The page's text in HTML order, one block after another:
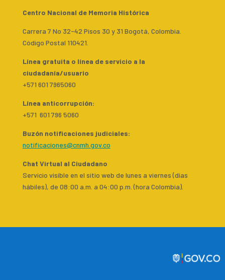
Centro Nacional de Memoria Histórica
Carrera 7 No 32-42 Pisos 30 y 31 Bogotá, Colombia.
Código Postal 110421.
Línea gratuita o línea de servicio a la
ciudadanía/usuario
+571 601 7965060
Línea anticorrupción:
+571 601 796 5060
Buzón notificaciones judiciales:
notificaciones@cnmh.gov.co
Chat Virtual al Ciudadano
Servicio visible en el sitio web de lunes a viernes (días
hábiles), de 08:00 a.m. a 04:00 p.m. (hora Colombia).